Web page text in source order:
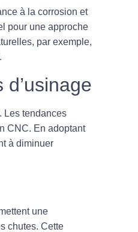
à la corrosion et
pour une approche
par exemple,
Les tendances
CNC. En adoptant
à diminuer
une
chutes. Cette